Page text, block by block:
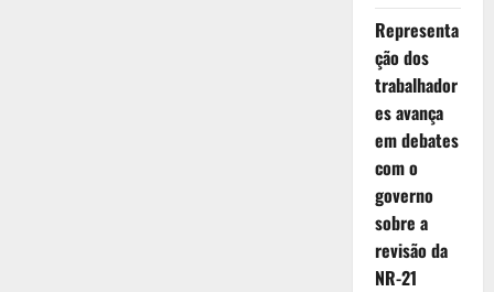
Representa
ção dos
trabalhador
es avança
em debates
com o
governo
sobre a
revisão da
NR-21